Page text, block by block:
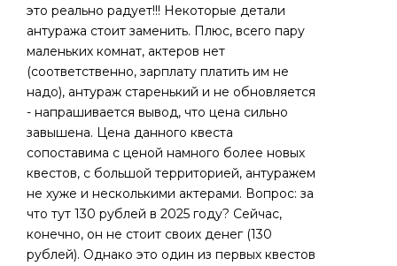
это реально радует!!! Некоторые детали
антуража стоит заменить. Плюс, всего пару
маленьких комнат, актеров нет
(соответственно, зарплату платить им не
надо), антураж старенький и не обновляется
- напрашивается вывод, что цена сильно
завышена. Цена данного квеста
сопоставима с ценой намного более новых
квестов, с большой территорией, антуражем
не хуже и несколькими актерами. Вопрос: за
что тут 130 рублей в 2025 году? Сейчас,
конечно, он не стоит своих денег (130
рублей). Однако это один из первых квестов